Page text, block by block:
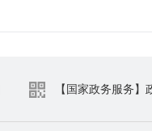
【国家政务服务】